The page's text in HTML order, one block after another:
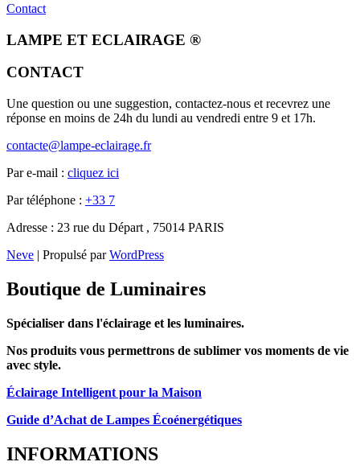
Contact
LAMPE ET ECLAIRAGE ®
CONTACT
Une question ou une suggestion, contactez-nous et recevrez une
réponse en moins de 24h du lundi au vendredi entre 9 et 17h.
contacte@lampe-eclairage.fr
Par e-mail : cliquez ici
Par téléphone : +33 7
Adresse : 23 rue du Départ , 75014 PARIS
Neve | Propulsé parWordPress
Boutique de Luminaires
Spécialiser dans l'éclairage et les luminaires.
Nos produits vous permettrons de sublimer vos moments de vie
avec style.
Éclairage Intelligent pour la Maison
Guide d’Achat de Lampes Écoénergétiques
INFORMATIONS